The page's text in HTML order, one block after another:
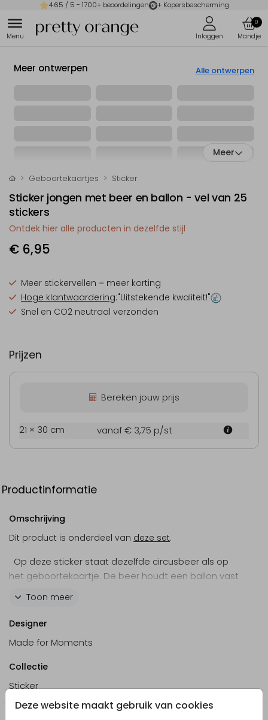
4.65 / 5 - 1700+ beoordelingen + Kopersbescherming
0
Deze website maakt gebruik van cookies
Meer ontwerpen Alle ontwerpen
Meer
Geboortekaartjes Sticker
Sticker jongen met beer en ballon - vel van 25
stickers
Ontdek hier alle producten in dezelfde stijl
€ 6,95
Meer stickervellen = meer korting
Hoge klantwaardering:"Uitstekende kwaliteit!"
Snel en CO2 neutraal verzonden
Prijzen
Bereken jouw prijs
21 × 30 cm vanaf € 3,75 p/st
Productinformatie
Omschrijving
Dit product is onderdeel van deze set.
Op deze sticker staat dezelfde circusbeer als op
het geboortekaartje. De beer houdt een ballon vast
de naam in trendy letters een hippe sticker!
Toon meer
Designer
Made for Moments
Collectie
Sticker